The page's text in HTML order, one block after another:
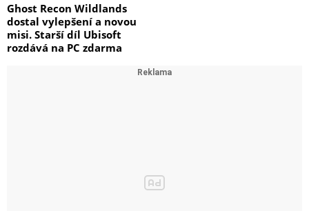
Ghost Recon Wildlands
dostal vylepšení a novou
misi. Starší díl Ubisoft
rozdává na PC zdarma